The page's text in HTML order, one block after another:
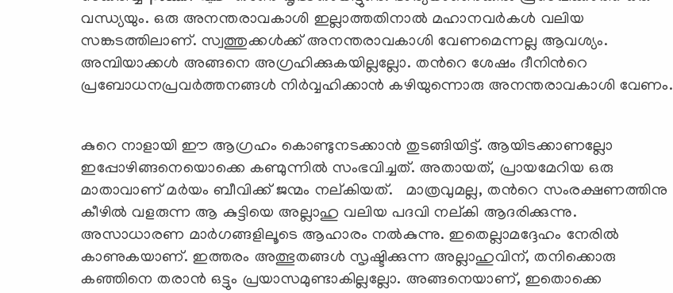
വന്ധ്യയും. ഒരു അനന്തരാവകാശി ഇല്ലാത്തതിനാല്‍ മഹാനവര്‍കള്‍ വലിയ
സങ്കടത്തിലാണ്. സ്വത്തുക്കള്‍ക്ക് അനന്തരാവകാശി വേണമെന്നല്ല ആവശ്യം.
അമ്പിയാക്കള്‍ അങ്ങനെ അഗ്രഹിക്കുകയില്ലല്ലോ. തന്‍റെ ശേഷം ദീനിന്‍റെ
പ്രബോധനപ്രവര്‍ത്തനങ്ങള്‍ നിര്‍വ്വഹിക്കാന്‍ കഴിയുന്നൊരു അനന്തരാവകാശി വേണം.
കുറെ നാളായി ഈ ആഗ്രഹം കൊണ്ടുനടക്കാന്‍ തുടങ്ങിയിട്ട്. ആയിടക്കാണല്ലോ
ഇപ്പോഴിങ്ങനെയൊക്കെ കണ്മുന്നില്‍ സംഭവിച്ചത്. അതായത്, പ്രായമേറിയ ഒരു
മാതാവാണ് മര്‍യം ബീവിക്ക് ജന്മം നല്കിയത്. മാത്രവുമല്ല, തന്‍റെ സംരക്ഷണത്തിനു
കീഴില്‍ വളരുന്ന ആ കുട്ടിയെ അല്ലാഹു വലിയ പദവി നല്കി ആദരിക്കുന്നു.
അസാധാരണ മാര്‍ഗങ്ങളിലൂടെ ആഹാരം നല്‍കുന്നു. ഇതെല്ലാമദ്ദേഹം നേരില്‍
കാണുകയാണ്. ഇത്തരം അത്ഭുതങ്ങള്‍ സൃഷ്ടിക്കുന്ന അല്ലാഹുവിന്, തനിക്കൊരു
കഞ്ഞിനെ തരാന്‍ ഒട്ടും പ്രയാസമുണ്ടാകില്ലല്ലോ. അങ്ങനെയാണ്, ഇതൊക്കെ